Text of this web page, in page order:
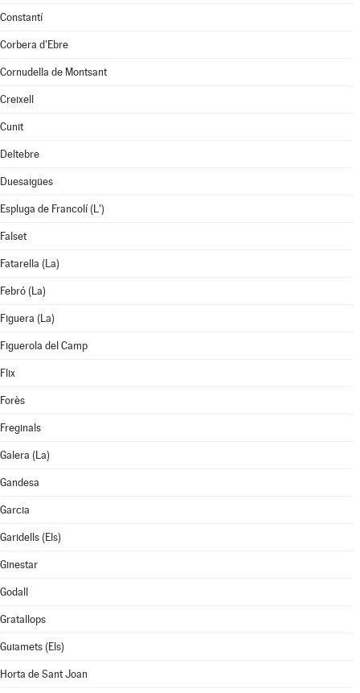
Constantí
Corbera d'Ebre
Cornudella de Montsant
Creixell
Cunit
Deltebre
Duesaigües
Espluga de Francolí (L')
Falset
Fatarella (La)
Febró (La)
Figuera (La)
Figuerola del Camp
Flix
Forès
Freginals
Galera (La)
Gandesa
Garcia
Garidells (Els)
Ginestar
Godall
Gratallops
Guiamets (Els)
Horta de Sant Joan